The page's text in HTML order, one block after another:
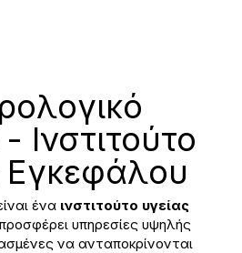
Ινστιτούτο
Eγκεφάλου
ένα ινστιτούτο υγείας
υπηρεσίες υψηλής
να ανταποκρίνονται